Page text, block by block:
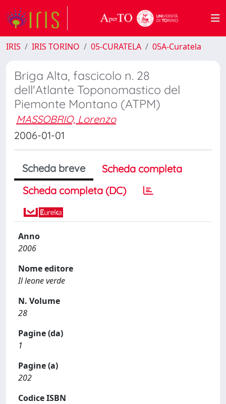
IRIS IRIS TORINO 05-CURATELA 05A-Curatela
Briga Alta, fascicolo n. 28
dell'Atlante Toponomastico del
Piemonte Montano (ATPM)
MASSOBRIO, Lorenzo
2006-01-01
Scheda breve
Scheda completa
Scheda completa (DC)
Anno
2006
Nome editore
Il leone verde
N. Volume
28
Pagine (da)
1
Pagine (a)
202
Codice ISBN